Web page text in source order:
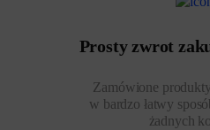
Prosty zwrot
Zamówione
w bardzo łatwy
żadnych